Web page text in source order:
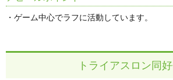
・ゲーム中心でラフに活動しています。
トライアスロン同